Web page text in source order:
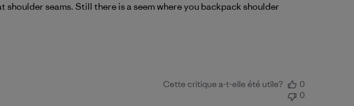
seams. Still there is a seem where you backpack shoulder
Cette critique a-t-elle été utile?
0
0